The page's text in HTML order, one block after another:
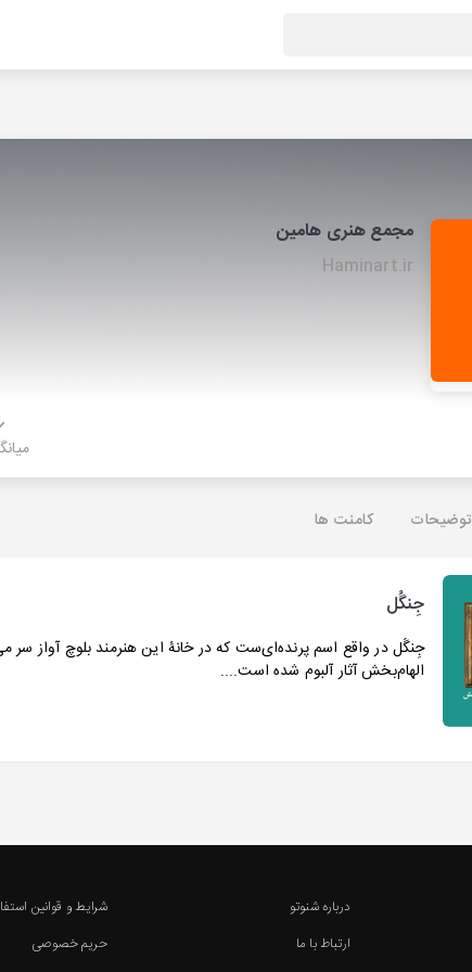
مجمع هنری هامین
Haminart.ir
توضیحات کامنت ها
جِنگُل
جِنگُل در واقع اسم پرنده‌ای‌ست که در خانۀ این هنرمند بلوچ آواز سر
الهام‌بخش آثار آلبوم شده است....
درباره شنوتو
ارتباط با ما
شرایط و قوانین
حریم خصوصی